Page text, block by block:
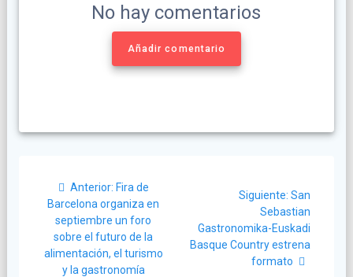
No hay comentarios
Añadir comentario
entradas
Anterior: Post
anterior:
Fira de
Barcelona organiza en
septiembre un foro
sobre el futuro de la
alimentación, el turismo
y la gastronomía
Siguiente: Siguiente
post:
San
Sebastian
Gastronomika-Euskadi
Basque Country estrena
formato